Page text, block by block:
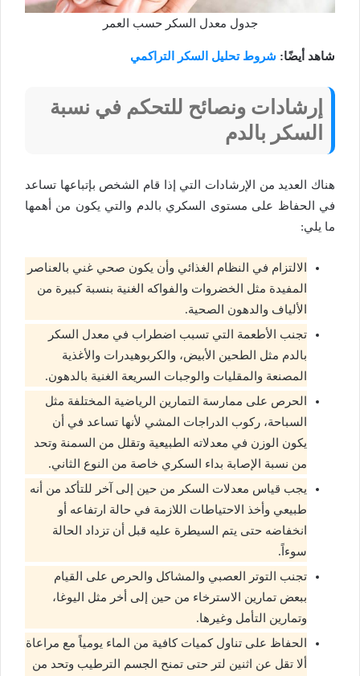
جدول معدل السكر حسب العمر
شاهد أيضًا: شروط تحليل السكر التراكمي
إرشادات ونصائح للتحكم في نسبة
السكر بالدم
هناك العديد من الإرشادات التي إذا قام الشخص بإتباعها تساعد
في الحفاظ على مستوى السكري بالدم والتي يكون من أهمها
ما يلي:
الالتزام في النظام الغذائي وأن يكون صحي غني بالعناصر
المفيدة مثل الخضروات والفواكه الغنية بنسبة كبيرة من
الألياف والدهون الصحية.
تجنب الأطعمة التي تسبب اضطراب في معدل السكر
بالدم مثل الطحين الأبيض، والكربوهيدرات والأغذية
المصنعة والمقليات والوجبات السريعة الغنية بالدهون.
الحرص على ممارسة التمارين الرياضية المختلفة مثل
السباحة، ركوب الدراجات المشي لأنها تساعد في أن
يكون الوزن في معدلاته الطبيعية وتقلل من السمنة وتحد
من نسبة الإصابة بداء السكري خاصة من النوع الثاني.
يجب قياس معدلات السكر من حين إلى آخر للتأكد من أنه
طبيعي وأخذ الاحتياطات اللازمة في حالة ارتفاعه أو
انخفاضه حتى يتم السيطرة عليه قبل أن تزداد الحالة
سوءاً.
تجنب التوتر العصبي والمشاكل والحرص على القيام
ببعض تمارين الاسترخاء من حين إلى أخر مثل اليوغا،
وتمارين التأمل وغيرها.
الحفاظ على تناول كميات كافية من الماء يومياً مع مراعاة
ألا تقل عن اثنين لتر حتى تمنح الجسم الترطيب وتحد من